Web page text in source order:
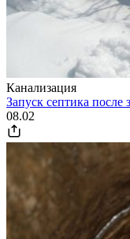
Канализация
Запуск септика после
08.02